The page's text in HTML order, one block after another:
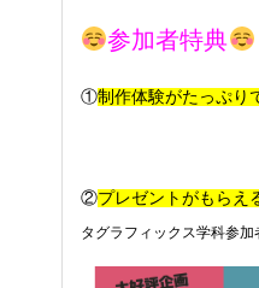
参加者特典
①制作体験がたっぷり
②プレゼントがもらえ
タグラフィックス学科参